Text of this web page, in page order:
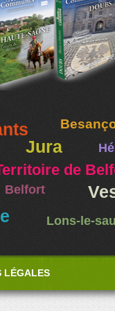
Jura
de
Belfort
Lons-le-
LÉGALES